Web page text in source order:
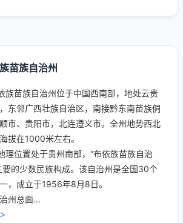
苗族自治州
苗族自治州位于中国西南部，地处云贵
东邻广西壮族自治区，南接黔东南苗族侗
市、贵阳市，北连遵义市。全州地势西北
拔在1000米左右。
理位置处于贵州南部，“布依族苗族自治
要的少数民族构成。该自治州是全国30个
，成立于1956年8月8日。
州总面...